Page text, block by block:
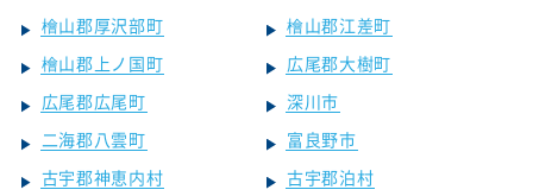
檜山郡厚沢部町
檜山郡江差町
檜山郡上ノ国町
広尾郡大樹町
広尾郡広尾町
深川市
二海郡八雲町
富良野市
古宇郡神恵内村
古宇郡泊村